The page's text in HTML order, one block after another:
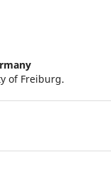
of Freiburg.